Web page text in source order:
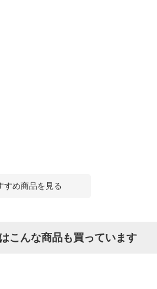
すめ商品を見る
こんな商品も買っています